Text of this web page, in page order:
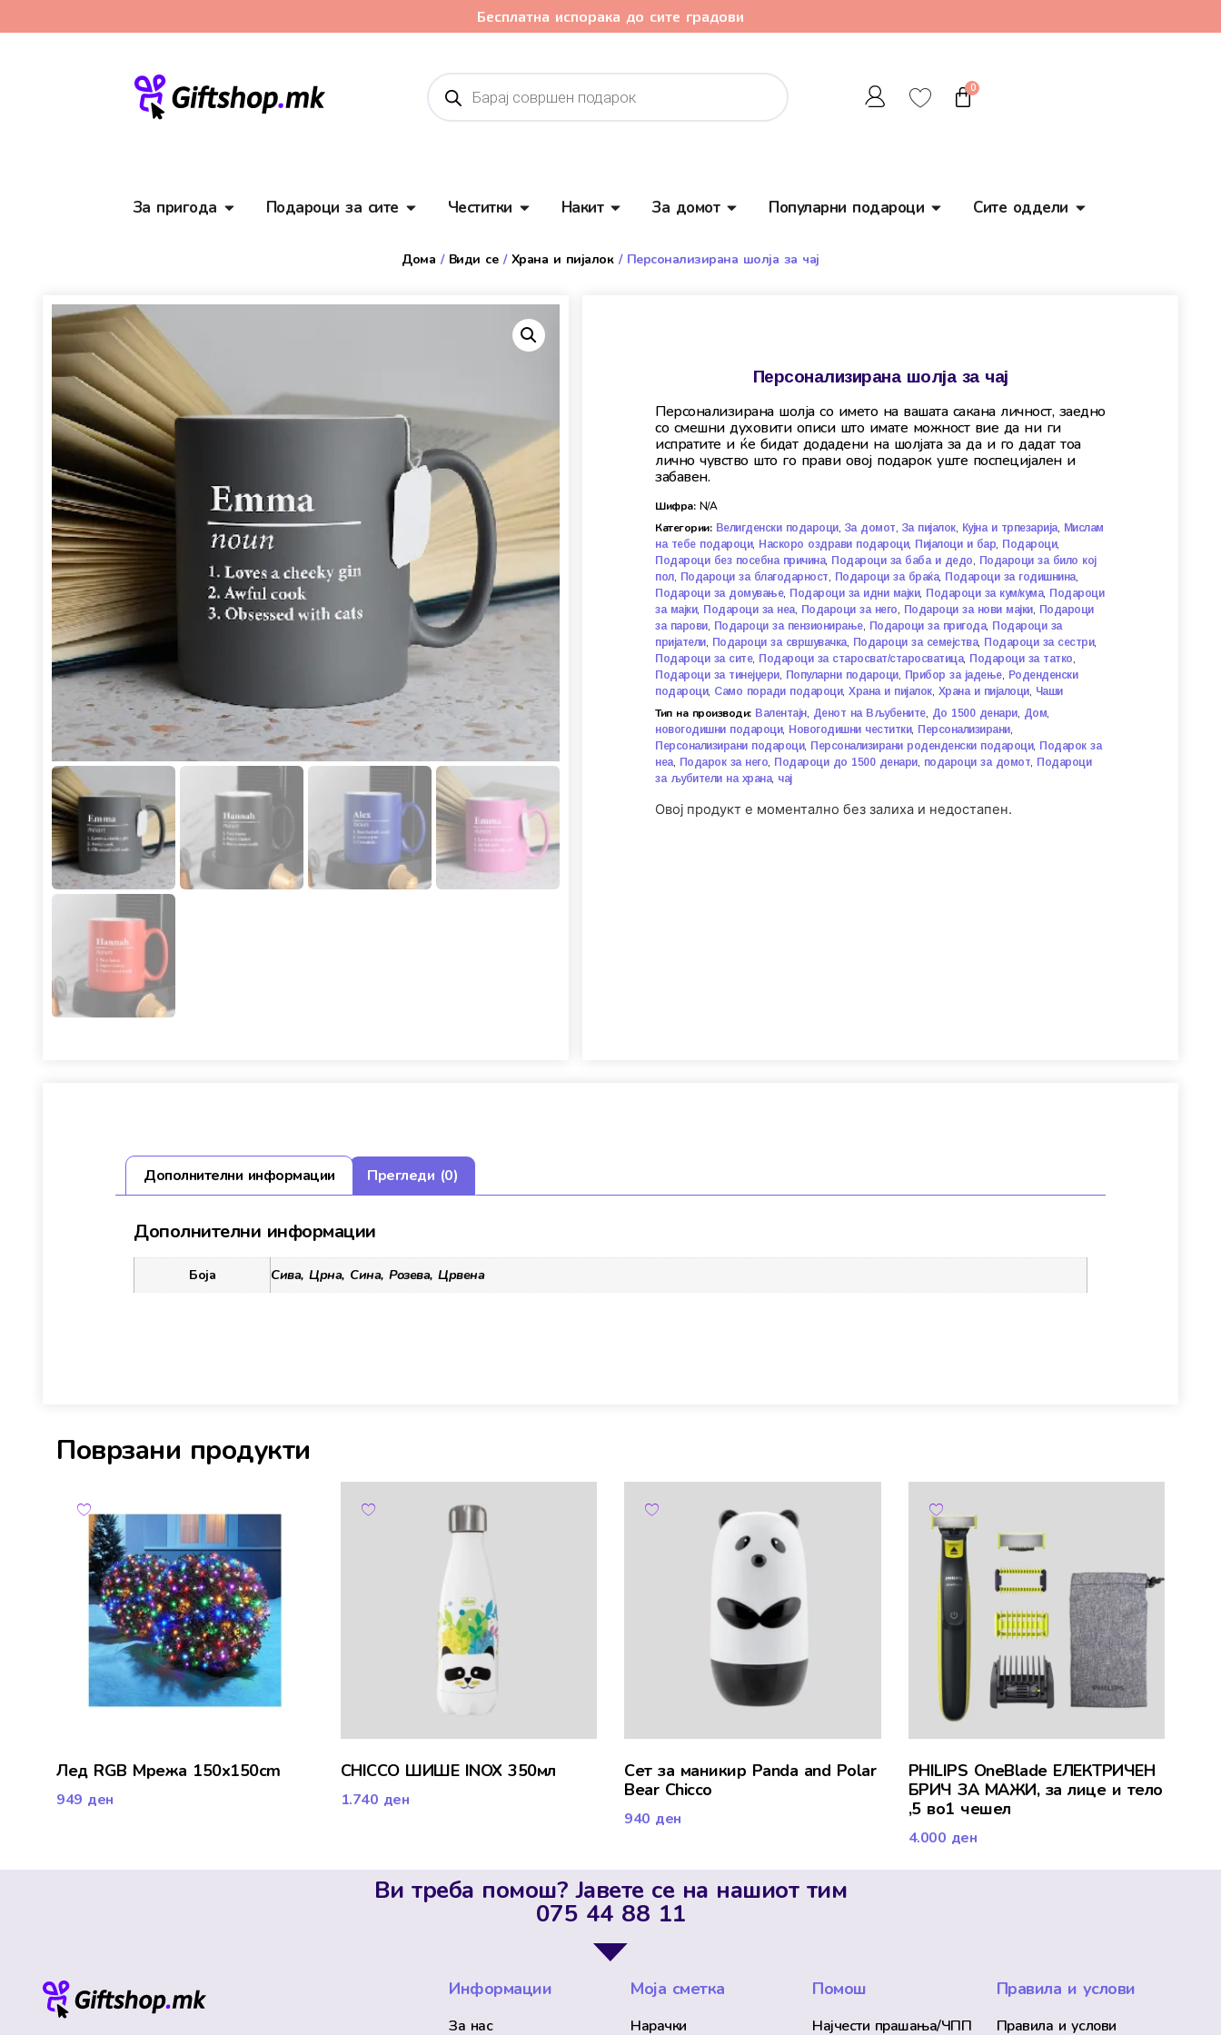
Бесплатна испорака до сите градови
0
За пригода Подароци за сите Честитки Накит За домот Популарни подароци Сите оддели
Дома / Види се/ Храна и пијалок/ Персонализирана шолја за чај
Персонализирана шолја за чај
Персонализирана шолја со името на вашата сакана личност, заедно
со смешни духовити описи што имате можност вие да ни ги
испратите и ќе бидат додадени на шолјата за да и го дадат тоа
лично чувство што го прави овој подарок уште поспецијален и
забавен.
Шифра: N/A
Категории: Велигденски подароци, За домот, За пијалок, Кујна и трпезарија, Мислам
на тебе подароци, Наскоро оздрави подароци, Пијалоци и бар, Подароци,
Подароци без посебна причина, Подароци за баба и дедо, Подароци за било кој
пол, Подароци за благодарност, Подароци за браќа, Подароци за годишнина,
Подароци за домување, Подароци за идни мајки, Подароци за кум/кума, Подароци
за мајки, Подароци за неа, Подароци за него, Подароци за нови мајки, Подароци
за парови, Подароци за пензионирање, Подароци за пригода, Подароци за
пријатели, Подароци за свршувачка, Подароци за семејства, Подароци за сестри,
Подароци за сите, Подароци за старосват/старосватица, Подароци за татко,
Подароци за тинејџери, Популарни подароци, Прибор за јадење, Роденденски
подароци, Само поради подароци,Храна и пијалок, Храна и пијалоци, Чаши
Тип на производи: Валентајн, Денот на Вљубените, До 1500 денари, Дом,
новогодишни подароци, Новогодишни честитки, Персонализирани,
Персонализирани подароци, Персонализирани роденденски подароци, Подарок за
неа, Подарок за него, Подароци до 1500 денари, подароци за домот, Подароци
за љубители на храна, чај
Овој продукт е моментално без залиха и недостапен.
Дополнителни информации Прегледи (0)
Дополнителни информации
Боја Сива, Црна, Сина, Розева, Црвена
Поврзани продукти
Лед RGB Мрежа 150x150cm
949 ден
CHICCO ШИШЕ INOX 350мл
1.740 ден
Сет за маникир Panda and Polar
Bear Chicco
940 ден
PHILIPS OneBlade ЕЛЕКТРИЧЕН
БРИЧ ЗА МАЖИ, за лице и тело
,5 во1 чешел
4.000 ден
Ви треба помош? Јавете се на нашиот тим
075 44 88 11
Информации
За нас
Моја сметка
Нарачки
Помош
Најчести прашања/ЧПП
Правила и услови
Правила и услови